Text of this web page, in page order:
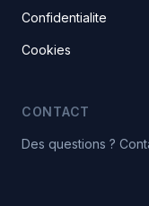
Confidentialite
Cookies
CONTACT
Des questions ?